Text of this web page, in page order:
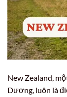
New Zealand,
Dương, luôn là